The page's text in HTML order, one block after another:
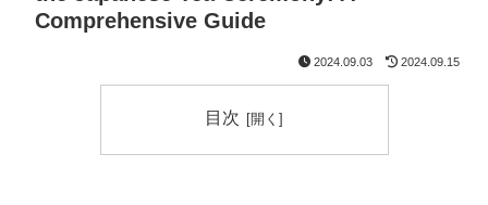
Comprehensive Guide
2024.09.03 2024.09.15
目次